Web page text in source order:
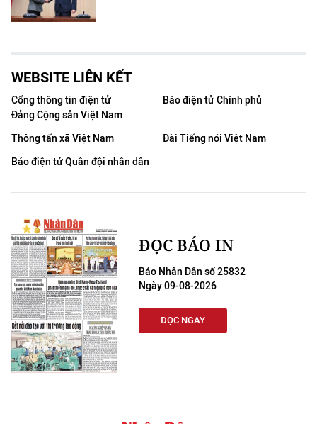
WEBSITE LIÊN KẾT
Cổng thông tin điện tử
Đảng Cộng sản Việt Nam
Báo điện tử Chính phủ
Thông tấn xã Việt Nam
Đài Tiếng nói Việt Nam
Báo điện tử Quân đội nhân dân
ĐỌC BÁO IN
Báo Nhân Dân số 25832
Ngày 09-08-2026
ĐỌC NGAY